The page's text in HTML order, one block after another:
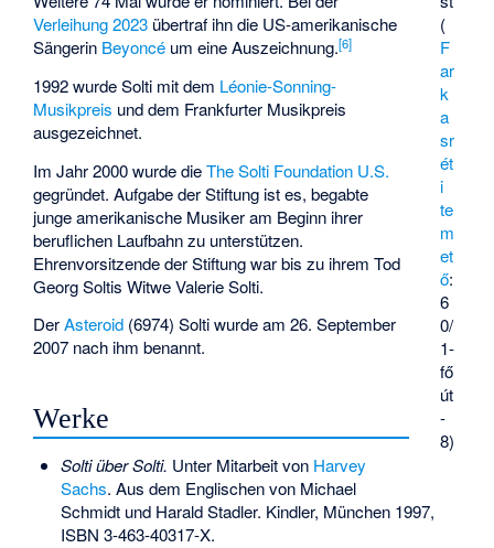
(
F
ar
k
a
sr
ét
i
te
m
et
ő:
6
0/
1-
fő
út
-
8)
Verleihung 2023 übertraf ihn die US-amerikanische
Sängerin Beyoncé um eine Auszeichnung.[6]
1992 wurde Solti mit dem Léonie-Sonning-
Musikpreis und dem Frankfurter Musikpreis
ausgezeichnet.
Im Jahr 2000 wurde dieThe Solti Foundation U.S.
gegründet. Aufgabe der Stiftung ist es, begabte
junge amerikanische Musiker am Beginn ihrer
beruflichen Laufbahn zu unterstützen.
Ehrenvorsitzende der Stiftung war bis zu ihrem Tod
Georg Soltis Witwe Valerie Solti.
DerAsteroid (6974) Soltiwurde am 26. September
2007 nach ihm benannt.
Werke
Solti über Solti. Unter Mitarbeit von Harvey
Sachs. Aus dem Englischen von Michael
Schmidt und Harald Stadler. Kindler, München 1997,
ISBN 3-463-40317-X.